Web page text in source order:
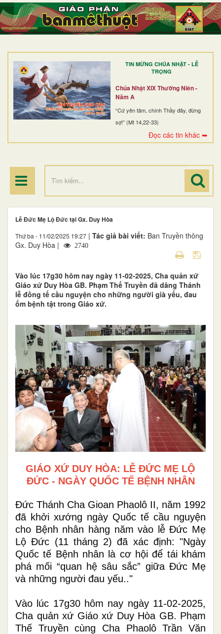
TIN MỪNG CHÚA NHẬT - LỄ
TRỌNG
Chúa Nhật XIX Thường Niên -
Năm A
“Cứ yên tâm, chính Thầy đây, đừng
sợ!” (Mt 14,22-33)
Đọc các tin khác ➥
TRANG NHẤT
GIỚI THIỆU
DÒNG TU
BAN MỤC VỤ
ĐOÀN THỂ CG
ĐIỂM HÀNH HƯƠNG
Lễ Đức Mẹ Lộ Đức tại Gx. Duy Hòa
Thứ ba - 11/02/2025 19:27 | Tác giả bài viết: Ban Truyền thông
Gx. Duy Hòa |
2740
Vào lúc 17g30 hôm nay ngày 11-02-2025, Cha quản xứ
Giáo xứ Duy Hòa GB. Phạm Thế Truyền đã dâng Thánh
lễ đồng tế cầu nguyện cho những người già yếu, đau
ốm bệnh tật trong Giáo xứ.
GIÁO XỨ DUY HÒA: LỄ ĐỨC MẸ LỘ
ĐỨC - NGÀY QUỐC TẾ BỆNH NHÂN
Đức Thánh Cha Gioan Phaolô II, năm 1992
đã khởi xướng ngày Quốc tế cầu nguyện
cho Bệnh nhân hàng năm vào lễ Đức Mẹ
Lộ Đức (11 tháng 2) đã xác định: "Ngày
Quốc tế Bệnh nhân là cơ hội để tái khám
phá mối “quan hệ sâu sắc” giữa Đức Mẹ
và những người đau yếu.."
Vào lúc 17g30 hôm nay ngày 11-02-2025,
Cha quản xứ Giáo xứ Duy Hòa GB. Phạm
Thế Truyền cùng Cha Phaolô Trần Văn